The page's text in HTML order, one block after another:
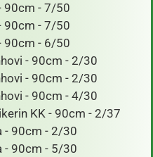
90cm - 7/50
90cm - 7/50
90cm - 6/50
- 90cm - 2/30
- 90cm - 2/30
- 90cm - 4/30
KK - 90cm - 2/37
- 90cm - 2/30
- 90cm - 5/30